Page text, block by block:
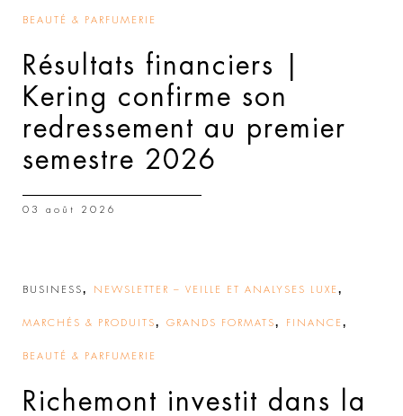
BEAUTÉ & PARFUMERIE
Résultats financiers |
Kering confirme son
redressement au premier
semestre 2026
03 août 2026
BUSINESS, NEWSLETTER – VEILLE ET ANALYSES LUXE ,
MARCHÉS & PRODUITS, GRANDS FORMATS, FINANCE ,
BEAUTÉ & PARFUMERIE
Richemont investit dans la